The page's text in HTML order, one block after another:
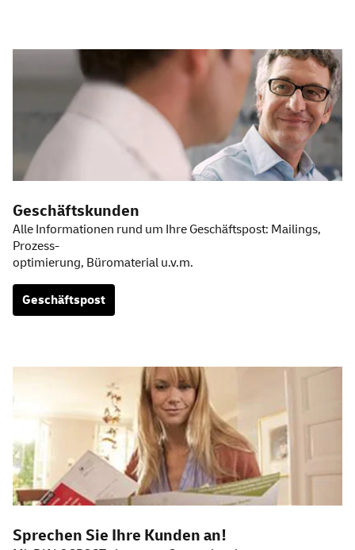
Geschäftskunden
Alle Informationen rund um Ihre Geschäftspost: Mailings,
Prozess-
optimierung, Büromaterial u.v.m.
Geschäftspost
Sprechen Sie Ihre Kunden an!